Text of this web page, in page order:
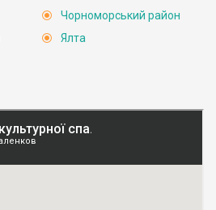
Чорноморський район
Ялта